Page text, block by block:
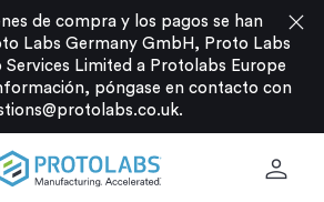
de compra y los pagos se han
Labs Germany GmbH, Proto Labs
Services Limited a Protolabs Europe
póngase en contacto con
.
close
person